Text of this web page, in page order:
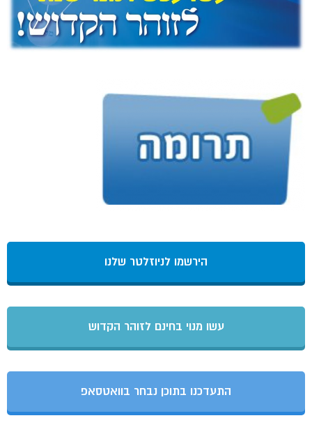
הירשמו לניוזלטר שלנו
עשו מנוי בחינם לזוהר הקדוש
התעדכנו בתוכן נבחר בוואטסאפ